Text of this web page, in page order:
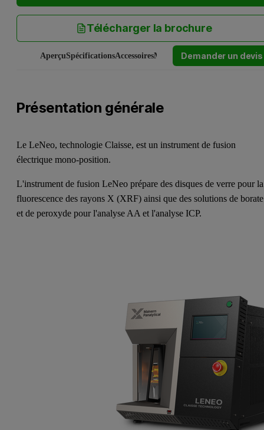
Télécharger la brochure
AperçuSpécificationsAccessoiresManuels et logicielsService et
Demander un devis
Présentation générale
Le LeNeo, technologie Claisse, est un instrument de fusion
électrique mono-position.
L'instrument de fusion LeNeo prépare des disques de verre pour la
fluorescence des rayons X (XRF) ainsi que des solutions de borate
et de peroxyde pour l'analyse AA et l'analyse ICP.